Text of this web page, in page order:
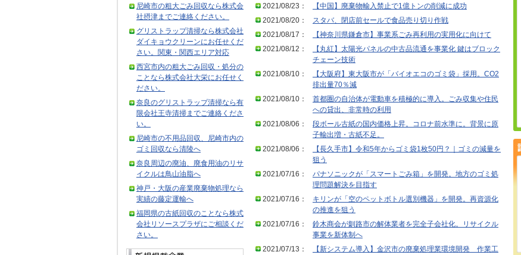
尼崎市の粗大ごみ回収なら株式会
社摂津までご連絡ください。
グリストラップ清掃なら株式会社
ダイキョウクリーンにお任せくだ
さい。関東・関西エリア対応
西宮市内の粗大ごみ回収・処分の
ことなら株式会社大栄にお任せく
ださい。
奈良のグリストラップ清掃なら有
限会社王寺清掃までご連絡くださ
い。
尼崎市の不用品回収、尼崎市内の
ゴミ回収なら清陵へ
奈良周辺の廃油、廃食用油のリサ
イクルは鳥山油脂へ
神戸・大阪の産業廃棄物処理なら
実績の藤定運輸へ
福岡県の古紙回収のことなら株式
会社リソースプラザにご相談くだ
さい。
2021/08/23：
【中国】廃棄物輸入禁止で1億トンの削減に成功
2021/08/20：
スタバ、閉店前セールで食品売り切り作戦
2021/08/17：
【神奈川県鎌倉市】事業系ごみ再利用の実用化に向けて
2021/08/12：
【丸紅】太陽光パネルの中古品流通を事業化 鍵はブロック
チェーン技術
2021/08/10：
【大阪府】東大阪市が「バイオエコのゴミ袋」採用。CO2
排出量70％減
2021/08/10：
首都圏の自治体が電動車を積極的に導入。ごみ収集や住民
への貸出、非常時の利用
2021/08/06：
段ボール古紙の国内価格上昇。コロナ前水準に。背景に原
子輸出増・古紙不足。
2021/08/06：
【長久手市】令和5年からゴミ袋1枚50円？｜ゴミの減量を
狙う
2021/07/16：
パナソニックが「スマートごみ箱」を開発。地方のゴミ処
理問題解決を目指す
2021/07/16：
キリンが「空のペットボトル選別機器」を開発。再資源化
の推進を狙う
2021/07/16：
鈴木商会が釧路市の解体業者を完全子会社化。リサイクル
事業を新体制へ
2021/07/13：
【新システム導入】金沢市の廃棄処理業環境開発 作業工